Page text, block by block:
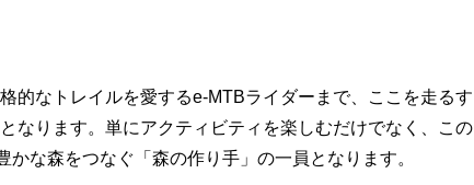
的なトレイルを愛するe-MTBライダーまで、ここを走るす
なります。単にアクティビティを楽しむだけでなく、この
な森をつなぐ「森の作り手」の一員となります。